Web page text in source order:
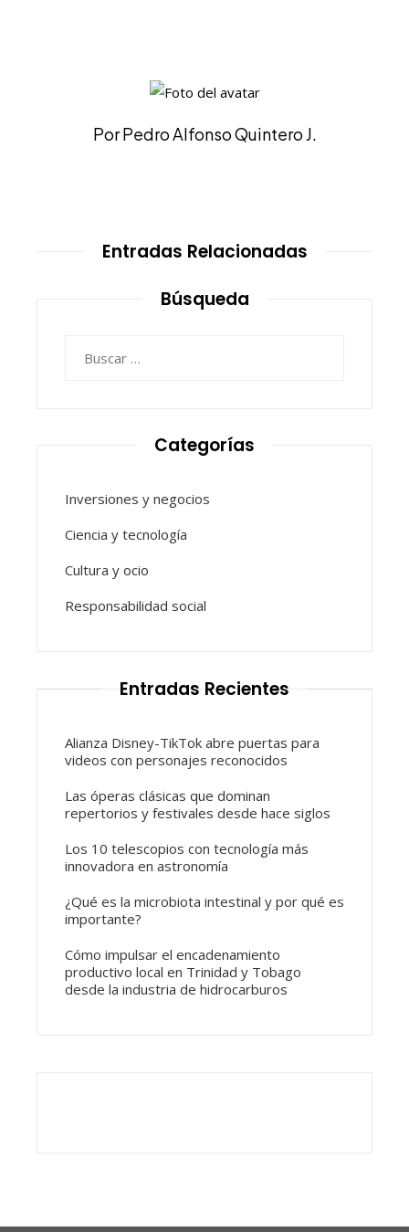
Por Pedro Alfonso Quintero J.
Entradas Relacionadas
Búsqueda
Categorías
Inversiones y negocios
Ciencia y tecnología
Cultura y ocio
Responsabilidad social
Entradas Recientes
Alianza Disney-TikTok abre puertas para
videos con personajes reconocidos
Las óperas clásicas que dominan
repertorios y festivales desde hace siglos
Los 10 telescopios con tecnología más
innovadora en astronomía
¿Qué es la microbiota intestinal y por qué es
importante?
Cómo impulsar el encadenamiento
productivo local en Trinidad y Tobago
desde la industria de hidrocarburos